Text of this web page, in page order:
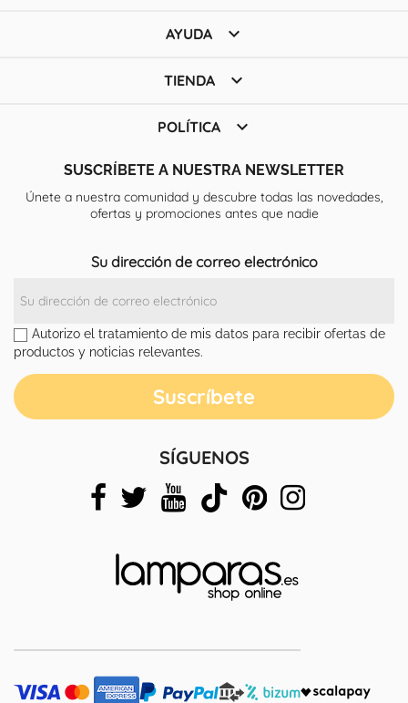
AYUDA 
TIENDA 
POLÍTICA 
SUSCRÍBETE A NUESTRA NEWSLETTER
Únete a nuestra comunidad y descubre todas las novedades,
ofertas y promociones antes que nadie
Su dirección de correo electrónico
Autorizo el tratamiento de mis datos para recibir ofertas de
productos y noticias relevantes.
SÍGUENOS